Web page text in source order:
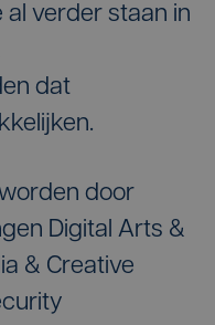
al verder staan in
dat
door
Digital Arts &
& Creative